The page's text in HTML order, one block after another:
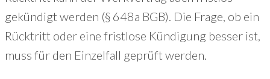
gekündigt werden (§ 648a BGB). Die Frage, ob ein
Rücktritt oder eine fristlose Kündigung besser ist,
muss für den Einzelfall geprüft werden.